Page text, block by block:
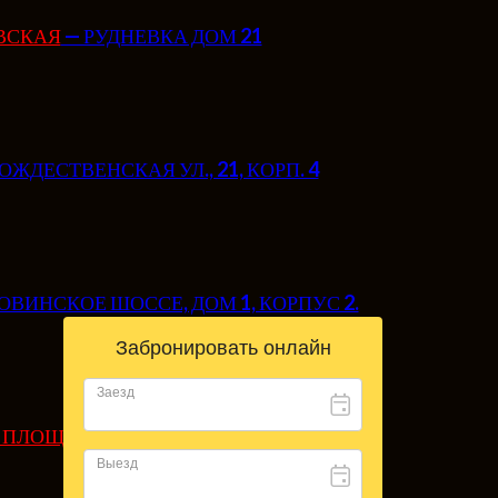
— РУДНЕВКА ДОМ 21
УЛ., 21, КОРП. 4
ШОССЕ, ДОМ 1, КОРПУС 2.
ПЛОЩАДЬ— СУВОРОВСКАЯ УЛ., 2Б
— МО, г. Истра — 43 км